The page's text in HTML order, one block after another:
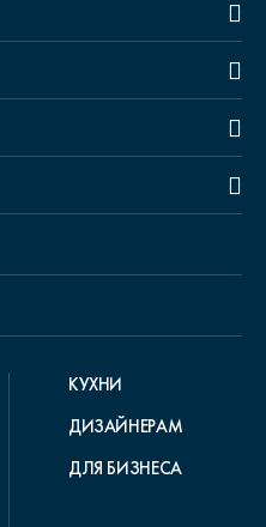
КУХНИ
ДИЗАЙНЕРАМ
ДЛЯ БИЗНЕСА